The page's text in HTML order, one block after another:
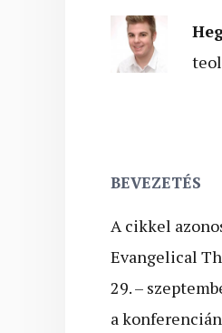
BEVEZETÉS
A cikkel
Evangelical
29. –
a